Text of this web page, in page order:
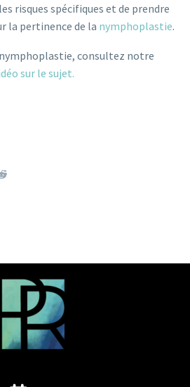
risques spécifiques et de prendre
la pertinence de la nymphoplastie.
consultez notre
sur le sujet.